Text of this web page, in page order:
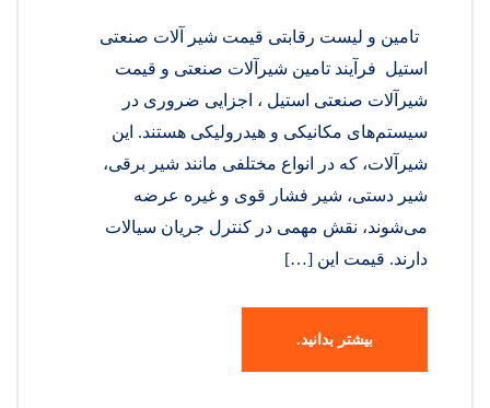
تامین و لیست رقابتی قیمت شیر آلات صنعتی
استیل فرآیند تامین شیرآلات صنعتی و قیمت
شیرآلات صنعتی استیل ، اجزایی ضروری در
سیستم‌های مکانیکی و هیدرولیکی هستند. این
شیرآلات، که در انواع مختلفی مانند شیر برقی،
شیر دستی، شیر فشار قوی و غیره عرضه
می‌شوند، نقش مهمی در کنترل جریان سیالات
دارند. قیمت این […]
بیشتر بدانید.